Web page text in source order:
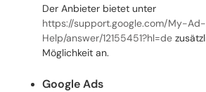
Der Anbieter bietet unter
https://support.google.com/My-
Help/answer/12155451?hl=de
Möglichkeit an.
Google Ads